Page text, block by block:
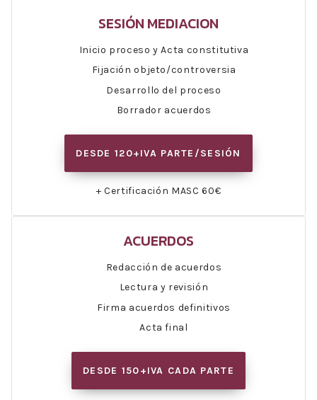
SESIÓN MEDIACION
Inicio proceso y Acta constitutiva
Fijación objeto/controversia
Desarrollo del proceso
Borrador acuerdos
DESDE 120+IVA PARTE/SESIÓN
+ Certificación MASC 60€
ACUERDOS
Redacción de acuerdos
Lectura y revisión
Firma acuerdos definitivos
Acta final
DESDE 150+IVA CADA PARTE